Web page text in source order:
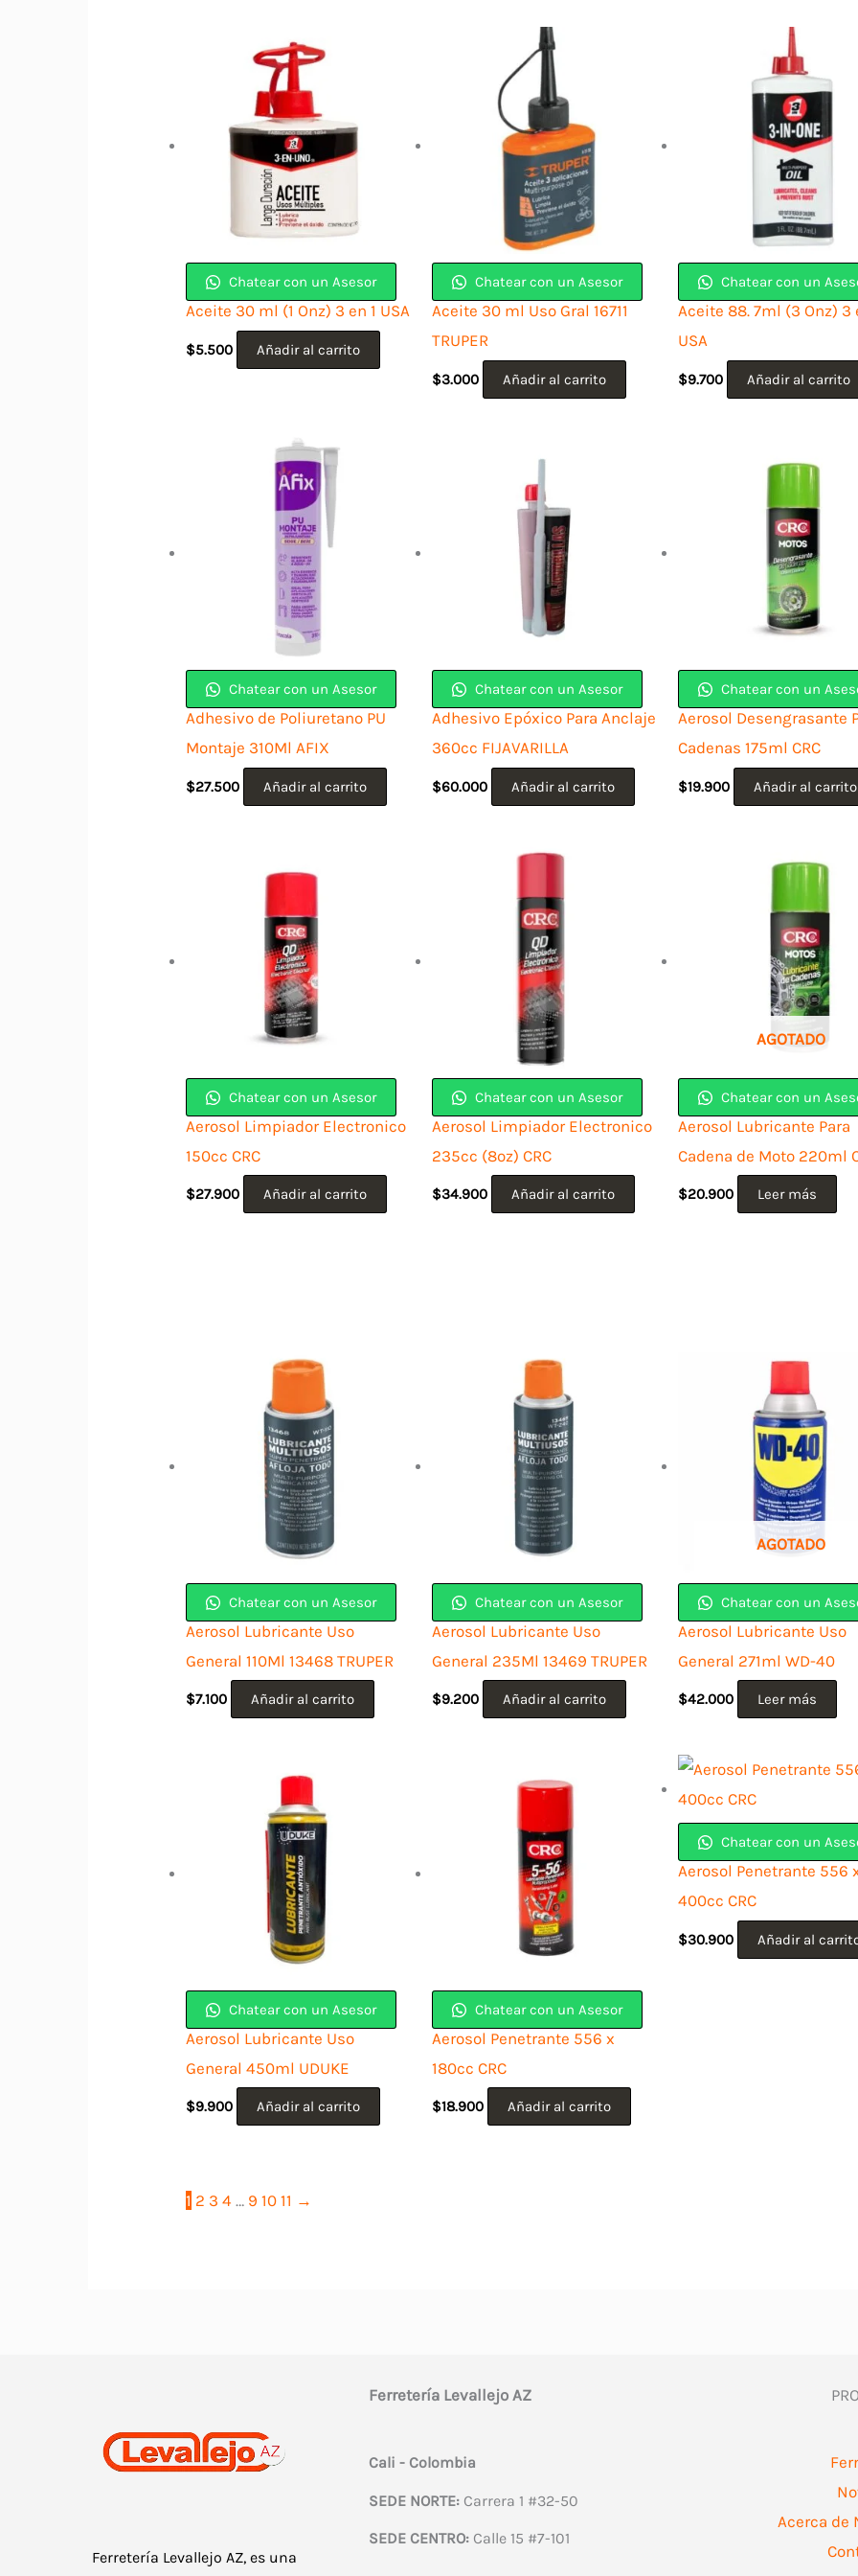
Chatear con un Asesor
Aceite 30 ml (1 Onz) 3 en 1 USA
$5.500 Añadir al carrito
Chatear con un Asesor
Aceite 30 ml Uso Gral 16711
TRUPER
$3.000 Añadir al carrito
Chatear con un
Aceite 88. 7ml (3 Onz) 3
USA
$9.700 Añadir al carrito
Chatear con un Asesor
Adhesivo de Poliuretano PU
Montaje 310Ml AFIX
$27.500 Añadir al carrito
Chatear con un Asesor
Adhesivo Epóxico Para Anclaje
360cc FIJAVARILLA
$60.000 Añadir al carrito
Chatear con un
Aerosol Desengrasante
Cadenas 175ml CRC
$19.900 Añadir al carrito
Chatear con un Asesor
Aerosol Limpiador Electronico
150cc CRC
$27.900 Añadir al carrito
Chatear con un Asesor
Aerosol Limpiador Electronico
235cc (8oz) CRC
$34.900 Añadir al carrito
AGOTADO
Chatear con un
Aerosol Lubricante Para
Cadena de Moto 220ml
$20.900 Leer más
Chatear con un Asesor
Aerosol Lubricante Uso
General 110Ml 13468 TRUPER
$7.100 Añadir al carrito
Chatear con un Asesor
Aerosol Lubricante Uso
General 235Ml 13469 TRUPER
$9.200 Añadir al carrito
AGOTADO
Chatear con un
Aerosol Lubricante Uso
General 271ml WD-40
$42.000 Leer más
Chatear con un Asesor
Aerosol Lubricante Uso
General 450ml UDUKE
$9.900 Añadir al carrito
Chatear con un Asesor
Aerosol Penetrante 556 x
180cc CRC
$18.900 Añadir al carrito
Chatear con un
Aerosol Penetrante 556
400cc CRC
$30.900 Añadir al
1 2 3 4 … 9 10 11 →
Ferretería Levallejo AZ, es una
Ferretería Levallejo AZ
Cali - Colombia
SEDE NORTE:Carrera 1 #32-50
SEDE CENTRO:Calle 15 #7-101
Acerca de